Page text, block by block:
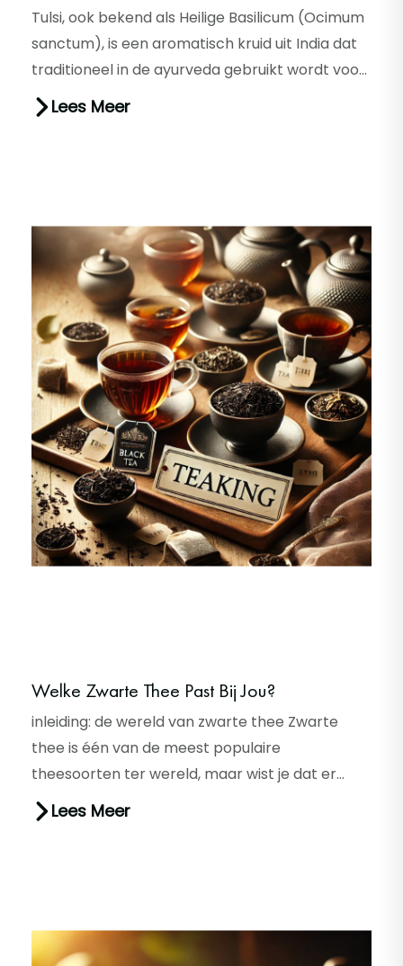
Tulsi, ook bekend als Heilige Basilicum (Ocimum
sanctum), is een aromatisch kruid uit India dat
traditioneel in de ayurveda gebruikt wordt voor
innerlijke balan...
Lees Meer
Welke Zwarte Thee Past Bij Jou?
inleiding: de wereld van zwarte thee Zwarte
thee is één van de meest populaire
theesoorten ter wereld, maar wist je dat er
grote verschillen zijn tussen de s...
Lees Meer